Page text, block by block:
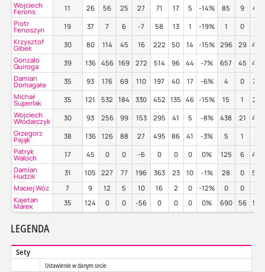
Wojciech
Ferens 11 26 56 25 27 71 17 5 -14% 85 9
Piotr
Fenoszyn 19 37 7 6 -7 58 13 1 -19% 1 0
Krzysztof
Gibek 30 80 114 45 16 222 50 14 -15% 296 29
Gonzalo
Quiroga 39 136 456 169 272 514 96 44 -7% 657 45
Damian
Domagała 35 93 176 69 110 197 40 17 -6% 4 0
Michał
Superlak 35 121 532 184 330 452 135 46 -15% 15 1
Wojciech
Włodarczyk 30 93 256 99 153 295 41 5 -8% 438 21
Grzegorz
Pająk 38 136 126 88 27 495 86 41 -3% 5 1
Patryk
Waloch 17 45 0 0 -6 0 0 0 0% 125 6
Damian
Hudzik 31 105 227 77 196 363 23 10 -1% 28 0
Maciej Wóz
7 9 12 5 10 16 2 0 -12% 0 0
Kajetan
Marek 35 124 0 0 -56 0 0 0 0% 690 56
LEGENDA
Sety
Ustawienie w danym secie